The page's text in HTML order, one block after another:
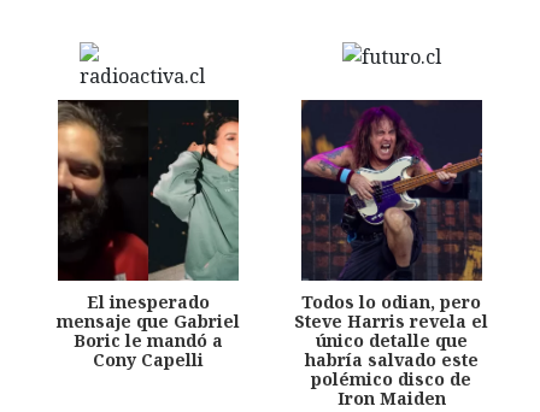
El inesperado
mensaje que Gabriel
Boric le mandó a
Cony Capelli
Todos lo odian, pero
Steve Harris revela el
único detalle que
habría salvado este
polémico disco de
Iron Maiden